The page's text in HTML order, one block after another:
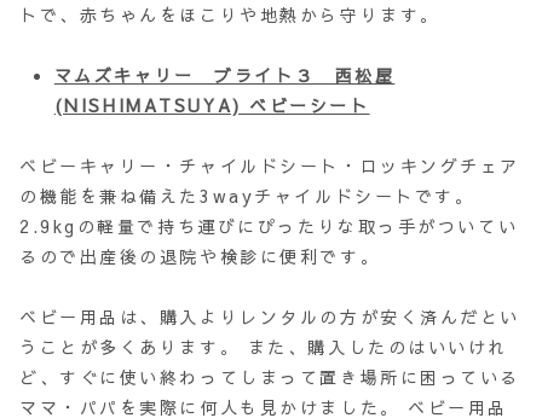
トで、赤ちゃんをほこりや地熱から守ります。
マムズキャリー ブライト３ 西松屋
(NISHIMATSUYA) ベビーシート
ベビーキャリー・チャイルドシート・ロッキングチェア
の機能を兼ね備えた3wayチャイルドシートです。
2.9kgの軽量で持ち運びにぴったりな取っ手がついてい
るので出産後の退院や検診に便利です。
ベビー用品は、購入よりレンタルの方が安く済んだとい
うことが多くあります。 また、購入したのはいいけれ
ど、すぐに使い終わってしまって置き場所に困っている
ママ・パパを実際に何人も見かけました。 ベビー用品